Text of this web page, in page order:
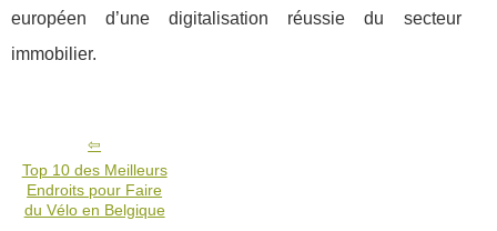
européen d’une digitalisation réussie du secteur
immobilier.
Top 10 des Meilleurs
Endroits pour Faire
du Vélo en Belgique